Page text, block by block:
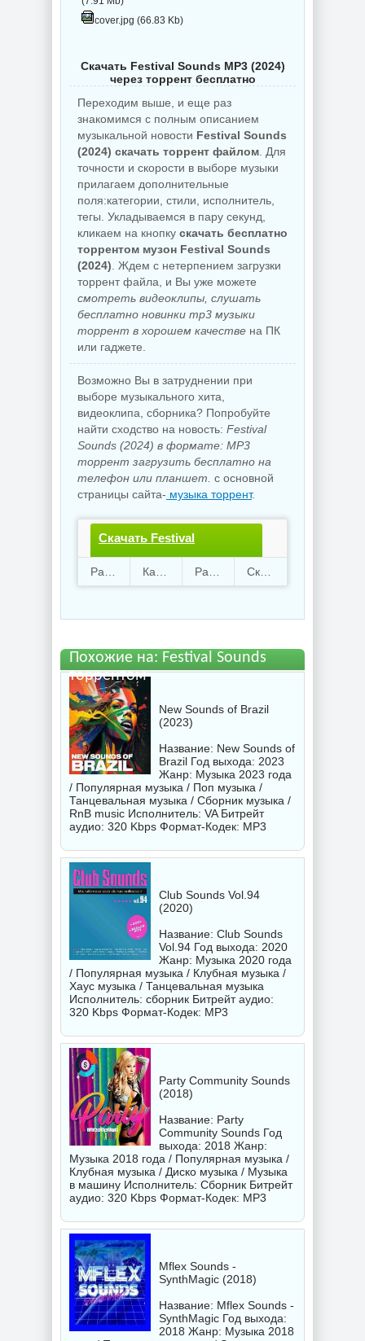
cover.jpg (66.83 Kb)
Скачать Fеstivаl Sounds MP3 (2024)
через торрент бесплатно
Переходим выше, и еще раз
знакомимся с полным описанием
музыкальной новости Fеstivаl Sounds
(2024) скачать торрент файлом . Для
точности и скорости в выборе музыки
прилагаем дополнительные
поля:категории, стили, исполнитель,
тегы. Укладываемся в пару секунд,
кликаем на кнопку скачать бесплатно
торрентом музон Fеstivаl Sounds
(2024) . Ждем с нетерпением загрузки
торрент файла, и Вы уже можете
смотреть видеоклипы, слушать
бесплатно новинки mp3 музыки
торрент в хорошем качестве на ПК
или гаджете.
Возможно Вы в затруднении при
выборе музыкального хита,
видеоклипа, сборника? Попробуйте
найти сходство на новость: Fеstivаl
Sounds (2024) в формате: MP3
торрент загрузить бесплатно на
телефон или планшет. с основной
страницы сайта- музыка торрент.
Скачать Fеstivаl
Sounds.torrent файл
42 85 413.17 Mb
Похожие на: Fеstivаl Sounds
торрентом
New Sounds of Brazil
(2023)
Название: New Sounds of
Brazil Год выхода: 2023
Жанр: Музыка 2023 года
/ Популярная музыка / Поп музыка /
Танцевальная музыка / Сборник музыка /
RnB music Исполнитель: VAБитрейт
аудио: 320 Kbps Формат-Кодек: MP3
Club Sounds Vol.94
(2020)
Название: Club Sounds
Vol.94 Год выхода: 2020
Жанр: Музыка 2020 года
/ Популярная музыка / Клубная музыка /
Хаус музыка / Танцевальная музыка
Исполнитель: сборник Битрейт аудио:
320 Kbps Формат-Кодек: MP3
Party Community Sounds
(2018)
Название: Party
Community Sounds Год
выхода: 2018 Жанр:
Музыка 2018 года / Популярная музыка /
Клубная музыка / Диско музыка / Музыка
в машину Исполнитель: Сборник Битрейт
аудио: 320 Kbps Формат-Кодек: MP3
Mflex Sounds -
SynthMagic (2018)
Название: Mflex Sounds -
SynthMagic Год выхода:
2018 Жанр: Музыка 2018